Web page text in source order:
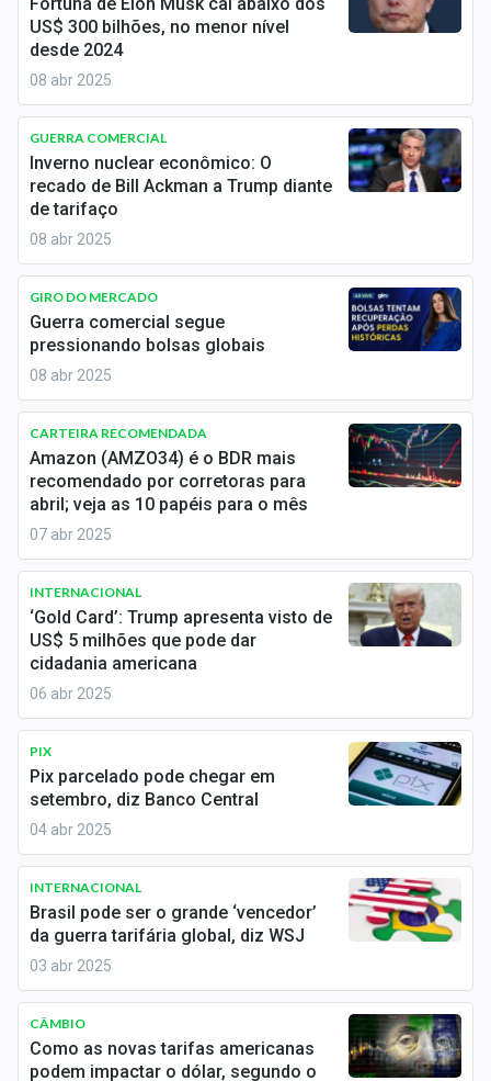
Finanças Pessoais
Mercados
Economia
Empresas
Brasil
Política
Colunas
Especiais
Internacional
Marketing
Tecnologia
Conteúdo de Marca
Sobre
Expediente
Contato
US$ 300 bilhões, no menor nível
desde 2024
08 abr 2025
GUERRA COMERCIAL
Inverno nuclear econômico: O
recado de Bill Ackman a Trump diante
de tarifaço
08 abr 2025
GIRO DO MERCADO
Guerra comercial segue
pressionando bolsas globais
08 abr 2025
CARTEIRA RECOMENDADA
Amazon (AMZO34) é o BDR mais
recomendado por corretoras para
abril; veja as 10 papéis para o mês
07 abr 2025
INTERNACIONAL
‘Gold Card’: Trump apresenta visto de
US$ 5 milhões que pode dar
cidadania americana
06 abr 2025
PIX
Pix parcelado pode chegar em
setembro, diz Banco Central
04 abr 2025
INTERNACIONAL
Brasil pode ser o grande ‘vencedor’
da guerra tarifária global, diz WSJ
03 abr 2025
CÂMBIO
Como as novas tarifas americanas
podem impactar o dólar, segundo o